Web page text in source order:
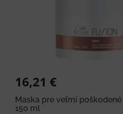
16,21 €
Maska pre veľmi
150 ml